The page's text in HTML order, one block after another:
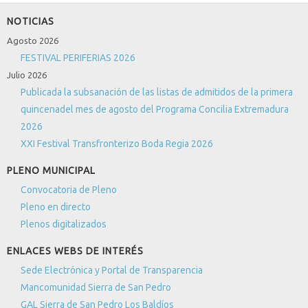
NOTICIAS
Agosto 2026
FESTIVAL PERIFERIAS 2026
Julio 2026
Publicada la subsanación de las listas de admitidos de la primera
quincenadel mes de agosto del Programa Concilia Extremadura
2026
XXI Festival Transfronterizo Boda Regia 2026
PLENO MUNICIPAL
Convocatoria de Pleno
Pleno en directo
Plenos digitalizados
ENLACES WEBS DE INTERÉS
Sede Electrónica y Portal de Transparencia
Mancomunidad Sierra de San Pedro
GAL Sierra de San Pedro Los Baldíos